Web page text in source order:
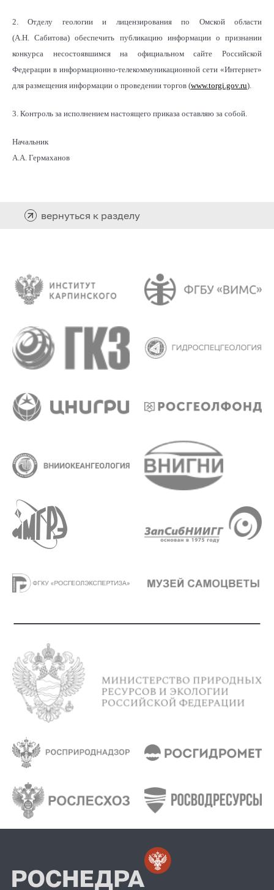
2. Отделу геологии и лицензирования по Омской области
(А.Н. Сабитова) обеспечить публикацию информации о признании
конкурса несостоявшимся на официальном сайте Российской
Федерации в информационно-телекоммуникационной сети «Интернет»
для размещения информации о проведении торгов (www.torgi.gov.ru).
3. Контроль за исполнением настоящего приказа оставляю за собой.
Начальник
А.А. Гермаханов
вернуться к разделу